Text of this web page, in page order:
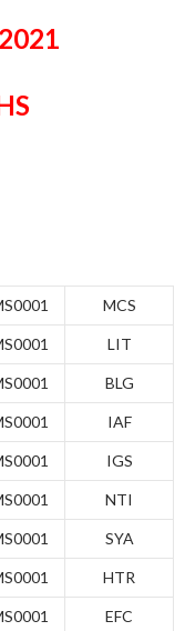
MCS
LIT
BLG
IAF
IGS
NTI
SYA
HTR
EFC